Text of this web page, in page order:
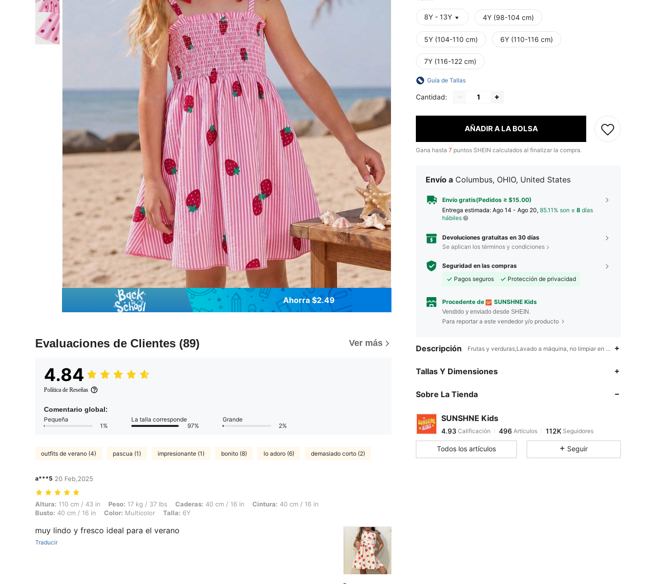
Ahorra $2.49
Evaluaciones de Clientes (89) Ver más
4.84
Política de Reseñas
Comentario global:
Pequeña
1%
La talla corresponde
97%
Grande
2%
outfits de verano (4) pascua (1) impresionante (1) bonito (8) lo adoro (6) demasiado corto (2)
a***5 20 Feb,2025
Altura: 110 cm / 43 in, Peso: 17 kg / 37 lbs, Caderas: 40 cm / 16 in, Cintura: 40 cm / 16 in, Busto: 40 cm / 16 in, Color: Multicolor, Talla: 6Y
Altura: 110 cm / 43 in Peso: 17 kg / 37 lbs Caderas: 40 cm / 16 in Cintura: 40 cm / 16 in
Busto: 40 cm / 16 in Color: Multicolor Talla: 6Y
muy lindo y fresco ideal para el verano
Traducir
8Y - 13Y 4Y (98-104 cm)
5Y (104-110 cm) 6Y (110-116 cm)
7Y (116-122 cm)
Guía de Tallas
Cantidad:
AÑADIR A LA BOLSA
Gana hasta 7 puntos SHEIN calculados al finalizar la compra.
Envío a Columbus, OHIO, United States
Envío gratis(Pedidos ≥ $15.00)
Entrega estimada: Ago 14 - Ago 20, 85.11% son ≤ 8 días
hábiles
Devoluciones gratuitas en 30 días
Se aplican los términos y condiciones
Seguridad en las compras
Pagos seguros
Protección de privacidad
Procedente de SUNSHNE Kids
Vendido y enviado desde SHEIN.
Para reportar a este vendedor y/o producto
Descripción Frutas y verduras,Lavado a máquina, no limpiar en seco, lavar con
Tallas Y Dimensiones
Sobre La Tienda
SUNSHNE Kids
4.93
4.93Calificación
h***7pagó Hace 14 horas
4.93
Todos los artículos Seguir